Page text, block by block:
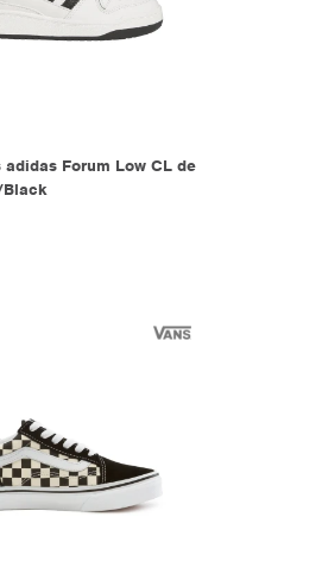
Forum Low CL de
Black